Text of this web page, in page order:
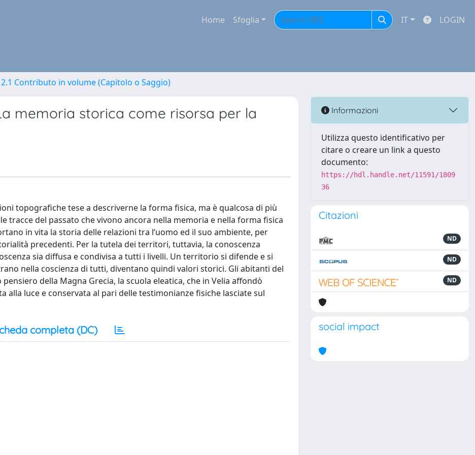
Home Sfoglia IT LOGIN
2.1 Contributo in volume (Capitolo o Saggio)
memoria storica come risorsa per la
topografiche tese a descriverne la forma fisica, ma è qualcosa di più
tracce del passato che vivono ancora nella memoria e nella forma fisica
in vita la storia delle relazioni tra l’uomo ed il suo ambiente, per
precedenti. Per la tutela dei territori, tuttavia, la conoscenza
sia diffusa e condivisa a tutti i livelli. Un territorio si difende e si
nella coscienza di tutti, diventano quindi valori storici. Gli abitanti del
della Magna Grecia, la scuola eleatica, che in Velia affondò
alla luce e conservata al pari delle testimonianze fisiche lasciate sul
completa (DC)
Informazioni
Utilizza questo identificativo per
citare o creare un link a questo
documento:
https://hdl.handle.net/11591/1809
36
Citazioni
ND
ND
ND
social impact